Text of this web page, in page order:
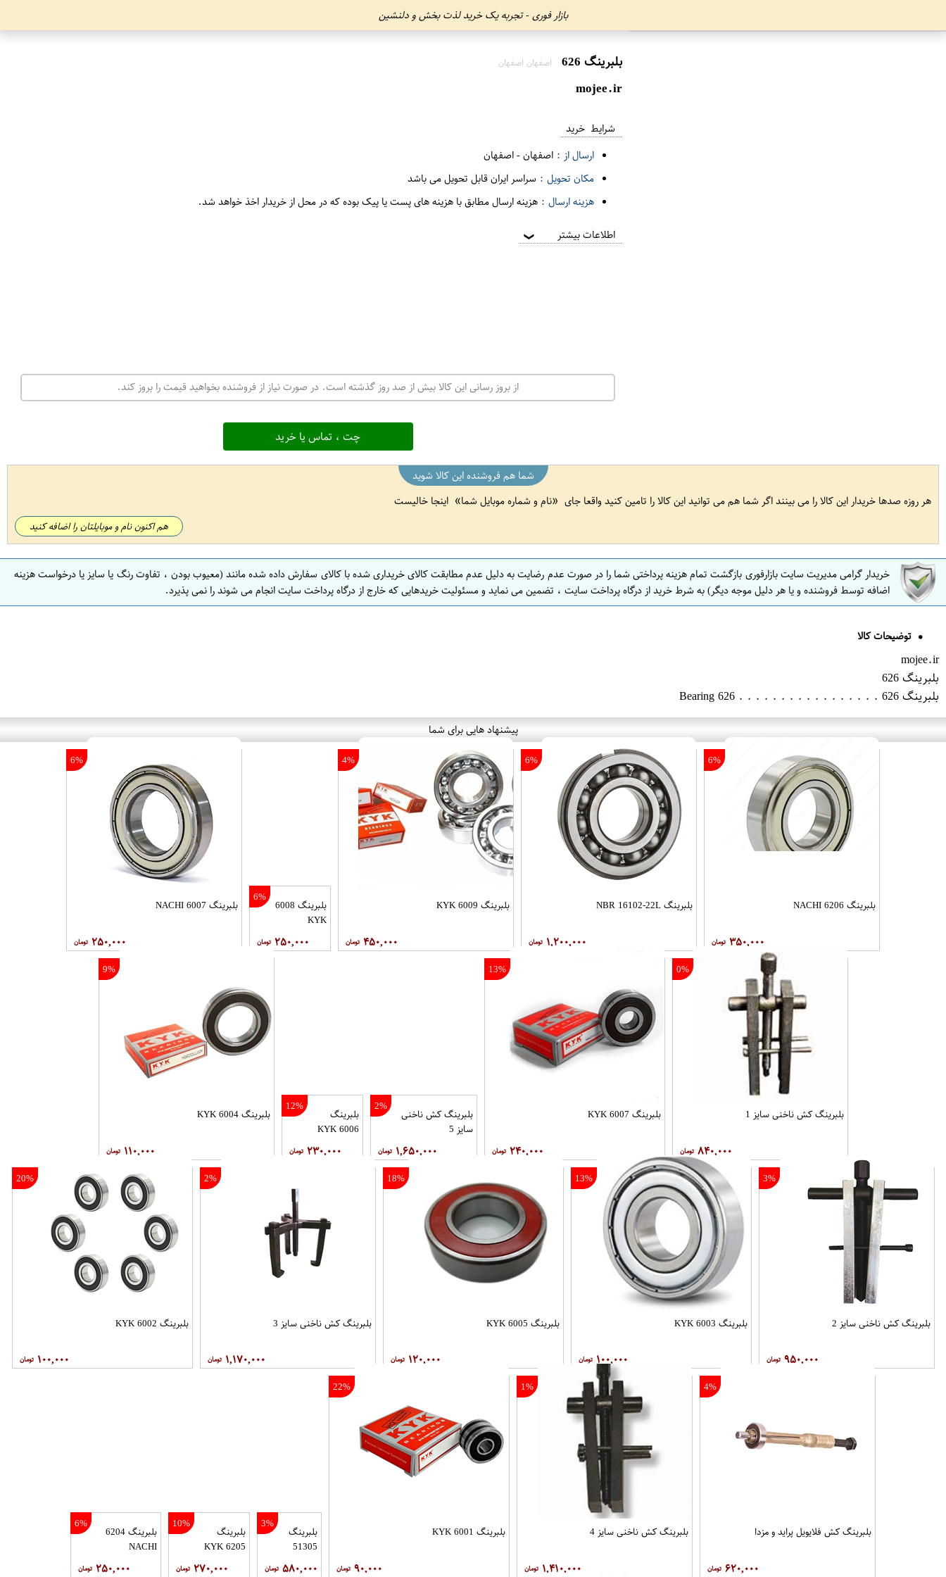
بازار فوری - تجربه یک خرید لذت بخش و دلنشین
بلبرینگ 626 اصفهان اصفهان
mojee.ir
شرایط خرید
ارسال از : اصفهان-اصفهان
مکان تحویل : سراسر ایران قابل تحویل می باشد
هزینه ارسال : هزینه ارسال مطابق با هزینه های پست یا پیک بوده که در محل از خریدار اخذ خواهد شد.
اطلاعات بیشتر ❯
از بروز رسانی این کالا بیش از صد روز گذشته است. در صورت نیاز از فروشنده بخواهید قیمت را بروز کند.
چت ، تماس یا خرید
شما هم فروشنده این کالا شوید
هر روزه صدها خریدار این کالا را می بینند اگر شما هم می توانید این کالا را تامین کنید واقعا جای
نام و شماره موبایل شما اینجا خالیست
هم اکنون نام و موبایلتان را اضافه کنید
خریدار گرامی مدیریت سایت بازارفوری بازگشت تمام هزینه پرداختی شما را در صورت عدم رضایت به دلیل عدم مطابقت کالای خریداری شده با کالای سفارش داده شده مانند (معیوب بودن ، تفاوت رنگ یا سایز یا درخواست هزینه
اضافه توسط فروشنده و یا هر دلیل موجه دیگر) به شرط خرید از درگاه پرداخت سایت ، تضمین می نماید و مسئولیت خریدهایی که خارج از درگاه پرداخت سایت انجام می شوند را نمی پذیرد.
توضیحات کالا
mojee.ir
بلبرینگ 626
بلبرینگ 626 . . . . . . . . . . . . . . . . . Bearing 626
پیشنهاد هایی برای شما
6%
بلبرینگ 6206 NACHI
۳۵۰,۰۰۰
6%
بلبرینگ NBR 16102-22L
۱,۲۰۰,۰۰۰
4%
بلبرینگ 6009 KYK
۴۵۰,۰۰۰
6%
بلبرینگ 6008
KYK
۲۵۰,۰۰۰
6%
بلبرینگ 6007 NACHI
۲۵۰,۰۰۰
0%
بلبرینگ کش ناخنی سایز 1
۸۴۰,۰۰۰
13%
بلبرینگ 6007 KYK
۲۴۰,۰۰۰
2%
بلبرینگ کش ناخنی
سایز 5
۱,۶۵۰,۰۰۰
12%
بلبرینگ
6006 KYK
۲۳۰,۰۰۰
9%
بلبرینگ 6004 KYK
۱۱۰,۰۰۰
3%
بلبرینگ کش ناخنی سایز 2
۹۵۰,۰۰۰
13%
بلبرینگ 6003 KYK
۱۰۰,۰۰۰
18%
بلبرینگ 6005 KYK
۱۲۰,۰۰۰
2%
بلبرینگ کش ناخنی سایز 3
۱,۱۷۰,۰۰۰
20%
بلبرینگ 6002 KYK
۱۰۰,۰۰۰
4%
بلبرینگ کش فلایویل پراید و مزدا
۶۲۰,۰۰۰
1%
بلبرینگ کش ناخنی سایز 4
۱,۴۱۰,۰۰۰
22%
بلبرینگ 6001 KYK
۹۰,۰۰۰
3%
بلبرینگ
51305
۵۸۰,۰۰۰
10%
بلبرینگ
6205 KYK
۲۷۰,۰۰۰
6%
بلبرینگ 6204
NACHI
۲۵۰,۰۰۰